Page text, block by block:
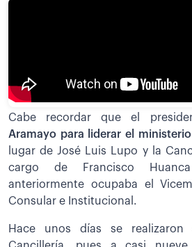
Cabe recordar que el
Aramayo para liderar el
lugar de José Luis Lupo y la
cargo de Francisco
anteriormente ocupaba el
Consular e Institucional.
Hace unos días se realizaron